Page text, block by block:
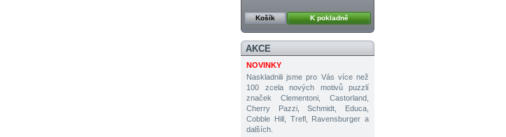
Košík K pokladně
AKCE
NOVINKY
Naskladnili jsme pro Vás více než
100 zcela nových motivů puzzlí
značek Clementoni, Castorland,
Cherry Pazzi, Schmidt, Educa,
Cobble Hill, Trefl, Ravensburger a
dalších.